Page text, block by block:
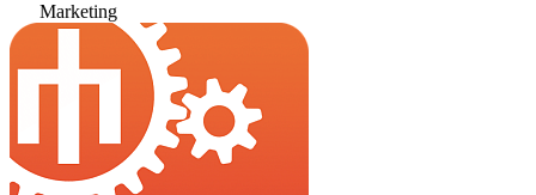
Marketing